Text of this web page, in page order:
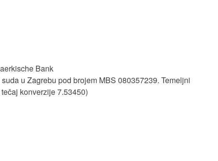
Bank
u Zagrebu pod brojem MBS 080357239. Temeljni
konverzije 7.53450)